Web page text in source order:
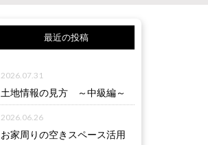
最近の投稿
2026.07.31
土地情報の見方 ～中級編～
2026.06.26
お家周りの空きスペース活用